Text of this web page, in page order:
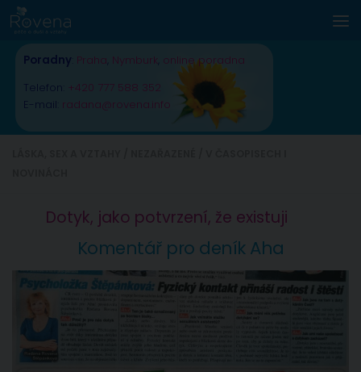
Skip to content
Poradny Praha Nymburk online poradna
Telefon: +420 777 588 352
E-mail: radana@rovena.info
Dotyk, jako potvrzení, že existuji
Komentář pro deník Aha